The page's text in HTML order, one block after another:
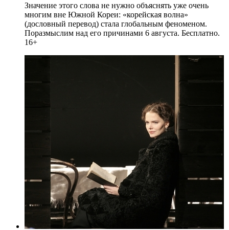
Значение этого слова не нужно объяснять уже очень
многим вне Южной Кореи: «корейская волна»
(дословный перевод) стала глобальным феноменом.
Поразмыслим над его причинами 6 августа. Бесплатно.
16+